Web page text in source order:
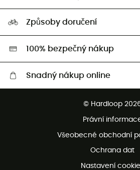
Naši Ambasadoři
Second hand
HardGreen
Způsoby doručení
100% bezpečný nákup
Snadný nákup online
Bezplatná zákaznická služba
© Hardloop
Právní
Všeobecné obchodní
Ochrana dat
Nastavení